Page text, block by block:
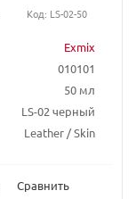
Exmix
010101
50 мл
LS-02 черный
Leather / Skin
Сравнить
Код: LS-02-50